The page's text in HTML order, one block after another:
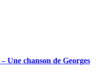
Une chanson de Georges